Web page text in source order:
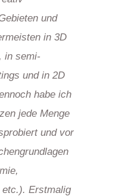
und
in 3D
in semi-
und in 2D
habe ich
jede Menge
und vor
Erstmalig